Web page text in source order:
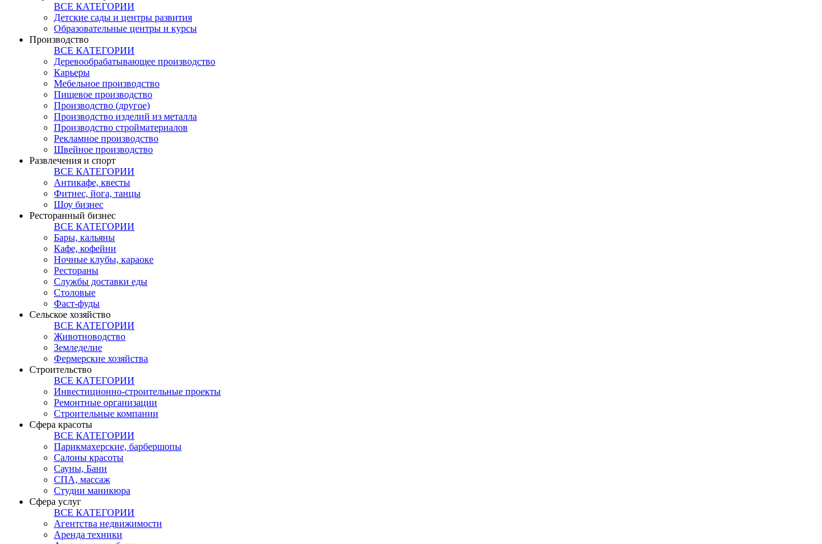
ВСЕ КАТЕГОРИИ
Детские сады и центры развития
Образовательные центры и курсы
Производство
ВСЕ КАТЕГОРИИ
Деревообрабатывающее производство
Карьеры
Мебельное производство
Пищевое производство
Производство (другое)
Производство изделий из металла
Производство стройматериалов
Рекламное производство
Швейное производство
Развлечения и спорт
ВСЕ КАТЕГОРИИ
Антикафе, квесты
Фитнес, йога, танцы
Шоу бизнес
Ресторанный бизнес
ВСЕ КАТЕГОРИИ
Бары, кальяны
Кафе, кофейни
Ночные клубы, караоке
Рестораны
Службы доставки еды
Столовые
Фаст-фуды
Сельское хозяйство
ВСЕ КАТЕГОРИИ
Животноводство
Земледелие
Фермерские хозяйства
Строительство
ВСЕ КАТЕГОРИИ
Инвестиционно-строительные проекты
Ремонтные организации
Строительные компании
Сфера красоты
ВСЕ КАТЕГОРИИ
Парикмахерские, барбершопы
Салоны красоты
Сауны, Бани
СПА, массаж
Студии маникюра
Сфера услуг
ВСЕ КАТЕГОРИИ
Агентства недвижимости
Аренда техники